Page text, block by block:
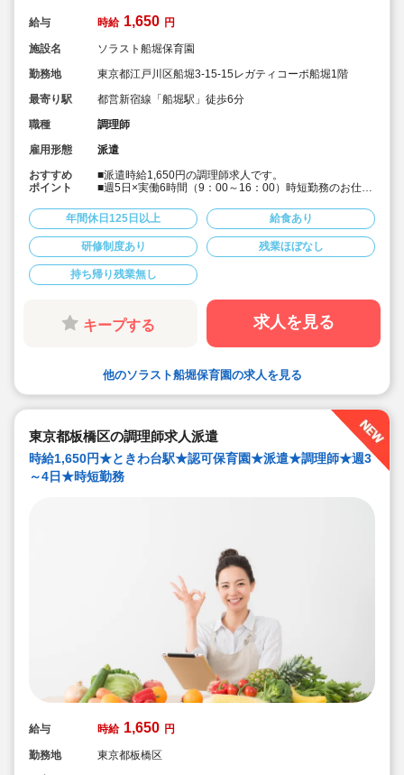
給与 時給 1,650 円
施設名
ソラスト船堀保育園
勤務地
東京都江戸川区船堀3-15-15レガティコーポ船堀1階
最寄り駅
都営新宿線「船堀駅」徒歩6分
職種
調理師
雇用形態
派遣
おすすめ
ポイント
■派遣時給1,650円の調理師求人です。
■週5日×実働6時間（9：00～16：00）時短勤務のお仕事
■福利厚生も充実のキララ!産休・育休取得実績あり♪また
勤務実績を積むと各種施設割引利用可能な福利厚生グル
ープに加入も可能です！
■都営地下鉄新宿線「船堀」駅から徒歩6分の認可保育
園。
年間休日125日以上 給食あり
研修制度あり 残業ほぼなし
持ち帰り残業無し
キープする 求人を見る
他のソラスト船堀保育園の求人を見る
東京都板橋区の調理師求人派遣
時給1,650円★ときわ台駅★認可保育園★派遣★調理師★週3
～4日★時短勤務
給与 時給 1,650 円
勤務地
東京都板橋区